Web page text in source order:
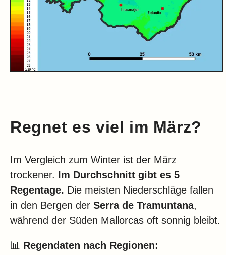
Regnet es viel im März?
Im Vergleich zum Winter ist der März
trockener. Im Durchschnitt gibt es 5
Regentage. Die meisten Niederschläge fallen
in den Bergen der Serra de Tramuntana,
während der Süden Mallorcas oft sonnig bleibt.
📊 Regendaten nach Regionen: